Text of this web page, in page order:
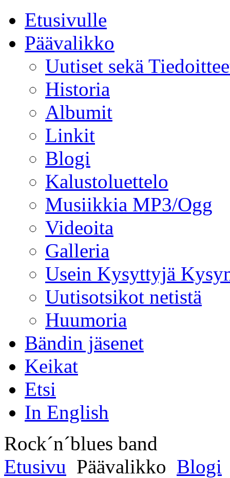
Etusivulle
Päävalikko
Uutiset sekä
Historia
Albumit
Linkit
Blogi
Kalustoluettelo
Musiikkia MP3/Ogg
Videoita
Galleria
Usein Kysyttyjä
Uutisotsikot netistä
Huumoria
Bändin jäsenet
Keikat
Etsi
In English
Rock´n´blues band
Etusivu Päävalikko Blogi